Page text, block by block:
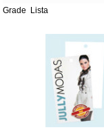
Grade Lista